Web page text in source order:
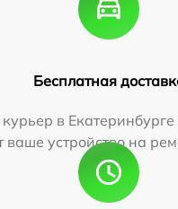
Бесплатная
в Екатеринбурге
ваше устройство на